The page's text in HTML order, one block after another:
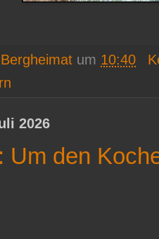
Bergheimat um 10:40
2026
Um den